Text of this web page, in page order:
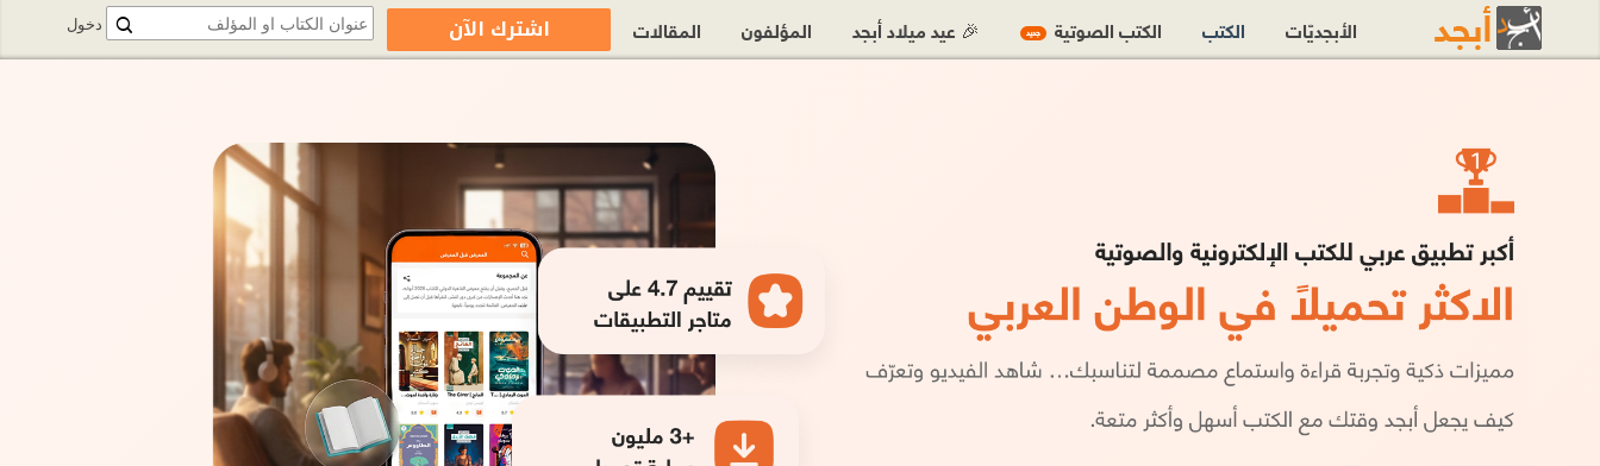
دخول الأبجديّات الكتب الكتب الصوتية جديد 🎉 عيد ميلاد أبجد المؤلفون المقالات اشترك الآن